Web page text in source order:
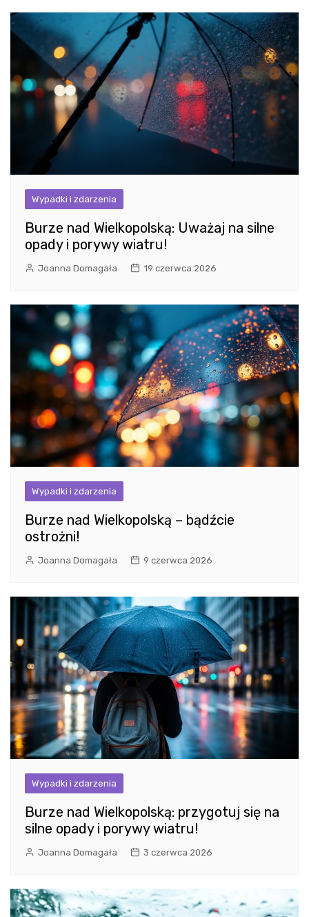
Wypadki i zdarzenia
Burze nad Wielkopolską: Uważaj na silne
opady i porywy wiatru!
Joanna Domagała 19 czerwca 2026
Wypadki i zdarzenia
Burze nad Wielkopolską – bądźcie
ostrożni!
Joanna Domagała 9 czerwca 2026
Wypadki i zdarzenia
Burze nad Wielkopolską: przygotuj się na
silne opady i porywy wiatru!
Joanna Domagała 3 czerwca 2026